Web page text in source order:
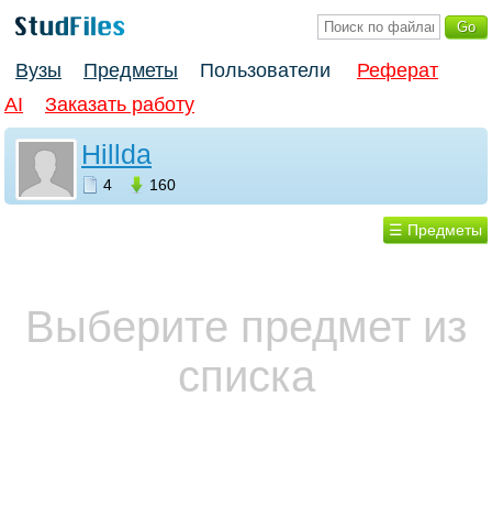
Вузы Предметы Пользователи
Реферат
AI
Заказать работу
Hillda
4 160
☰ Предметы
Выберите предмет из
списка